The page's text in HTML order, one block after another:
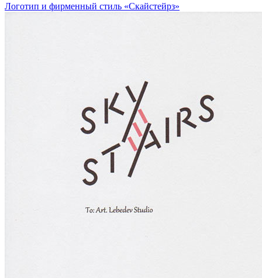
Логотип и фирменный стиль «Скайстейрз»